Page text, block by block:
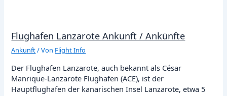
Flughafen Lanzarote Ankunft / Ankünfte
Ankunft/ Von Flight Info
Der Flughafen Lanzarote, auch bekannt als César
Manrique-Lanzarote Flughafen (ACE), ist der
Hauptflughafen der kanarischen Insel Lanzarote, etwa 5